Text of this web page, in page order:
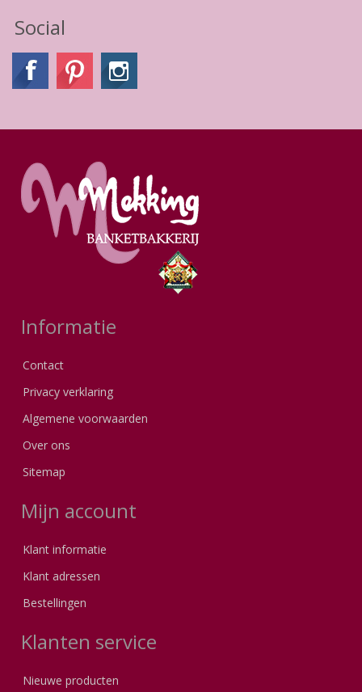
Social
Informatie
Contact
Privacy verklaring
Algemene voorwaarden
Over ons
Sitemap
Mijn account
Klant informatie
Klant adressen
Bestellingen
Klanten service
Nieuwe producten